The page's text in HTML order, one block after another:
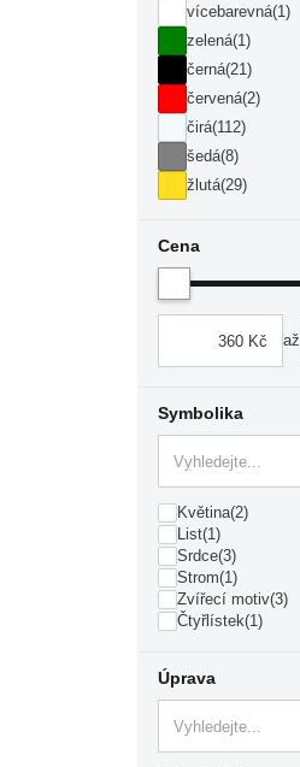
vícebarevná(1)
zelená(1)
černá(21)
červená(2)
čirá(112)
šedá(8)
žlutá(29)
Cena
až
Symbolika
Květina(2)
List(1)
Srdce(3)
Strom(1)
Zvířecí motiv(3)
Čtyřlístek(1)
Úprava